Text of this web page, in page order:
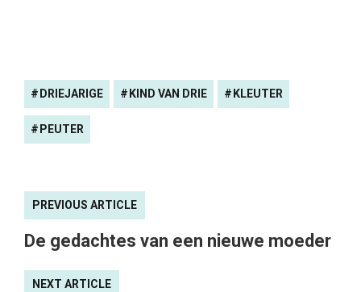
DRIEJARIGE KIND VAN DRIE KLEUTER
PEUTER
PREVIOUS ARTICLE
De gedachtes van een nieuwe moeder
NEXT ARTICLE